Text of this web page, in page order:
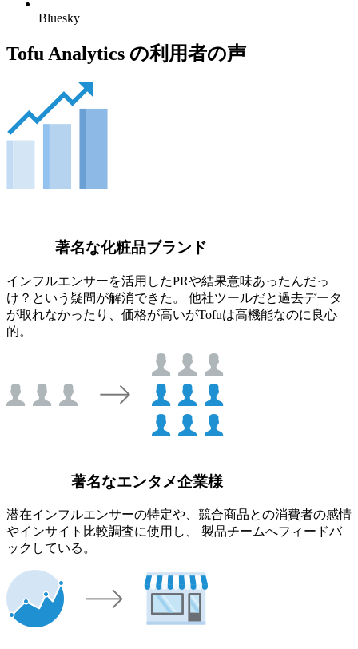
Bluesky
Tofu Analytics の利用者の声
著名な化粧品ブランド
インフルエンサーを活用したPRや結果意味あったんだっ
け？という疑問が解消できた。 他社ツールだと過去データ
が取れなかったり、価格が高いがTofuは高機能なのに良心
的。
著名なエンタメ企業様
潜在インフルエンサーの特定や、競合商品との消費者の感情
やインサイト比較調査に使用し、 製品チームへフィードバ
ックしている。